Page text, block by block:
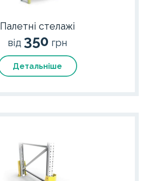
Палетні стелажі
від 350 грн
Детальніше